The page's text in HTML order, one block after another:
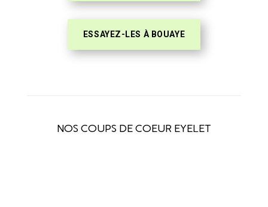
ESSAYEZ-LES À BOUAYE
NOS COUPS DE COEUR EYELET